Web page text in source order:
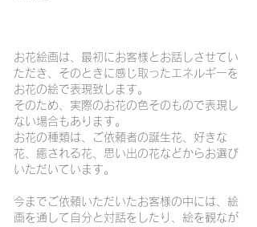
お花絵画は、最初にお客様とお話しさせてい
ただき、そのときに感じ取ったエネルギーを
お花の絵で表現致します。
そのため、実際のお花の色そのもので表現し
ない場合もあります。
お花の種類は、ご依頼者の誕生花、好きな
花、癒される花、思い出の花などからお選び
いただいています。
今までご依頼いただいたお客様の中には、絵
画を通して自分と対話をしたり、絵を観なが